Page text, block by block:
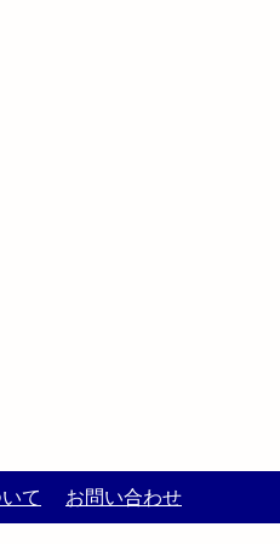
て お問い合わせ